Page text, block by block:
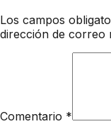
Los campos
dirección de correo
Comentario *